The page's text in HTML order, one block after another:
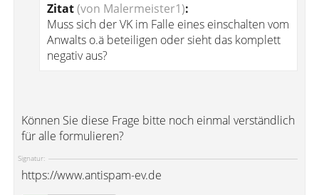
Zitat(von Malermeister1):
Muss sich der VK im Falle eines einschalten vom
Anwalts o.ä beteiligen oder sieht das komplett
negativ aus?
Können Sie diese Frage bitte noch einmal verständlich
für alle formulieren?
Signatur:
https://www.antispam-ev.de